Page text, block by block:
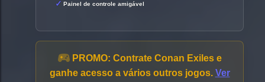
Painel de controle amigável
PROMO: Contrate Conan Exiles e
ganhe acesso a vários outros jogos. Ver